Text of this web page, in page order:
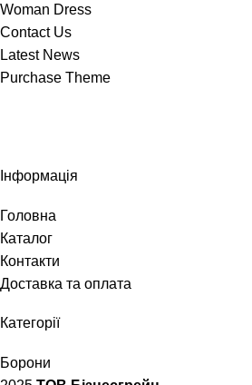
Woman Dress
Contact Us
Latest News
Purchase Theme
Інформація
Головна
Каталог
Контакти
Доставка та оплата
Категорії
Борони